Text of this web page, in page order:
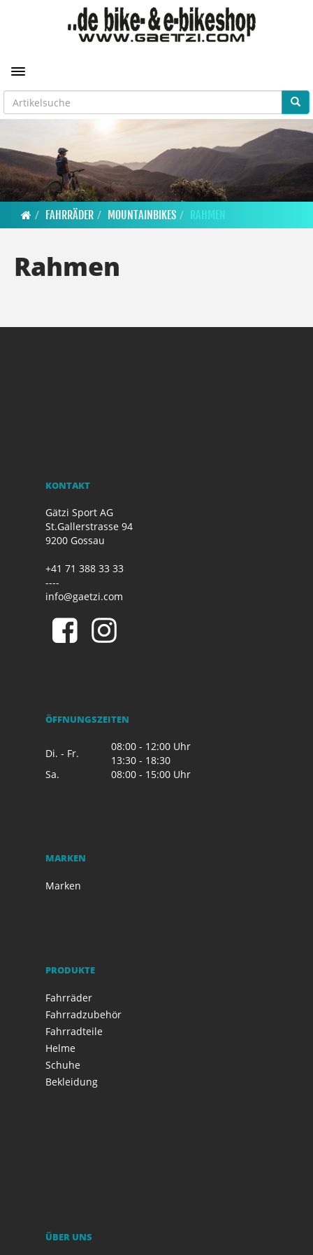
Toggle navigation
FAHRRÄDER MOUNTAINBIKES RAHMEN
Rahmen
KONTAKT
Gätzi Sport AG
St.Gallerstrasse 94
9200 Gossau
+41 71 388 33 33
----
info@gaetzi.com
ÖFFNUNGSZEITEN
Di. - Fr.
08:00 - 12:00 Uhr
13:30 - 18:30
Sa.
08:00 - 15:00 Uhr
MARKEN
Marken
PRODUKTE
Fahrräder
Fahrradzubehör
Fahrradteile
Helme
Schuhe
Bekleidung
ÜBER UNS